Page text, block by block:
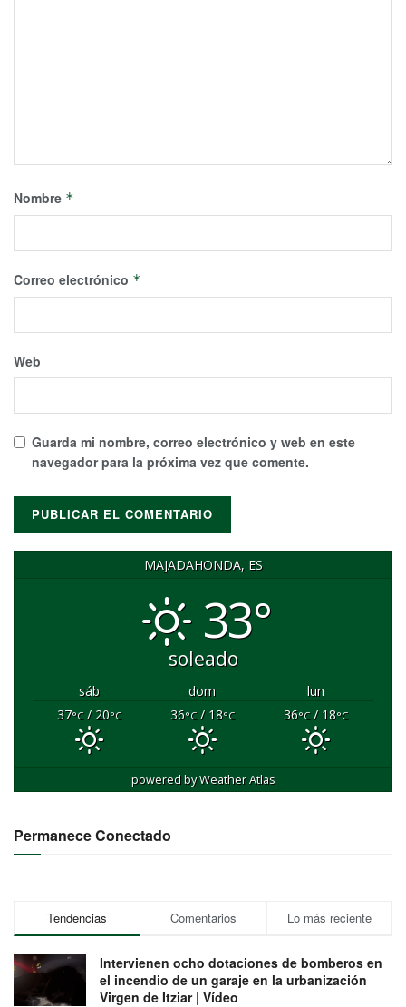
Nombre *
Correo electrónico *
Web
Guarda mi nombre, correo electrónico y web en este
navegador para la próxima vez que comente.
MAJADAHONDA, ES
33°
soleado
sáb dom
lun
37°C/ 20°C 36°C/ 18°C 36°C/ 18°C
powered byWeather Atlas
Permanece Conectado
Tendencias Comentarios Lo más reciente
Intervienen ocho dotaciones de bomberos en
el incendio de un garaje en la urbanización
Virgen de Itziar | Vídeo